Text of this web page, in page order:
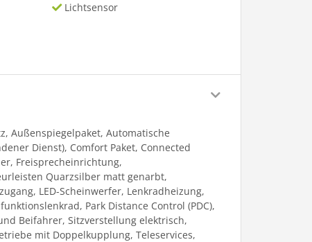
Lichtsensor
Außenspiegelpaket, Automatische
Dienst), Comfort Paket, Connected
Freisprecheinrichtung,
Quarzsilber matt genarbt,
LED-Scheinwerfer, Lenkradheizung,
Park Distance Control (PDC),
Beifahrer, Sitzverstellung elektrisch,
mit Doppelkupplung, Teleservices,